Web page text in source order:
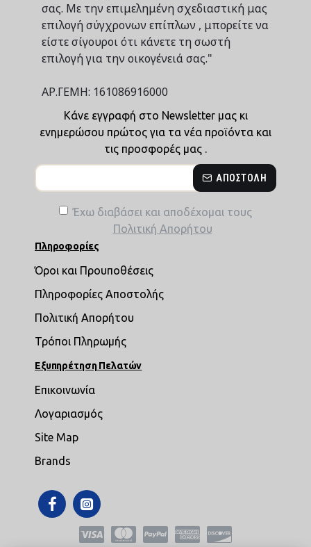
σας. Με την επιμελημένη σχεδιαστική μας
επιλογή σύγχρονων επίπλων , μπορείτε να
είστε σίγουροι ότι κάνετε τη σωστή
επιλογή για την οικογένειά σας."
ΑΡ.ΓΕΜΗ: 161086916000
Κάνε εγγραφή στο Newsletter μας κι
ενημερώσου πρώτος για τα νέα προϊόντα και
τις προσφορές μας .
ΑΠΟΣΤΟΛΉ
Έχω διαβάσει και αποδέχομαι τους
Πολιτική Απορήτου
Πληροφορίες
Όροι και Προυποθέσεις
Πληροφορίες Αποστολής
Πολιτική Απορήτου
Τρόποι Πληρωμής
Εξυπηρέτηση Πελατών
Επικοινωνία
Λογαριασμός
Site Map
Brands